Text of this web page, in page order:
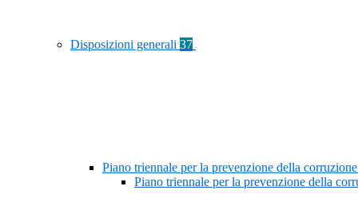
Disposizioni generali 37
Piano triennale per la prevenzione della
Piano triennale per la prevenzione della